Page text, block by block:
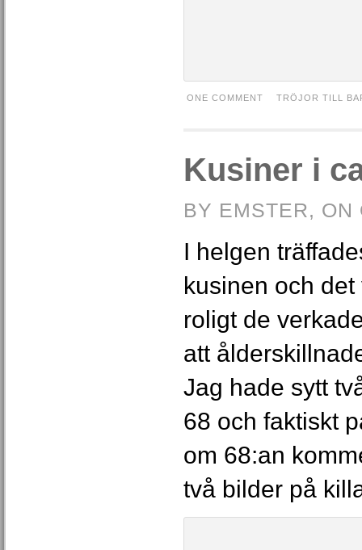
ONE COMMENT TRÖJOR TILL
Kusiner i
BY EMSTER, ON
I helgen
kusinen och
roligt de
att
Jag hade sytt
68 och faktiskt
om 68:an
två bilder på